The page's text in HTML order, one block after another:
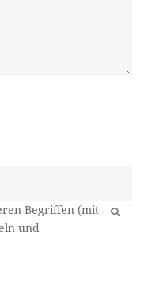
OK